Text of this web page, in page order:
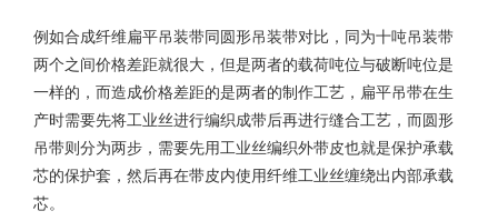
例如合成纤维扁平吊装带同圆形吊装带对比，同为十吨吊装带
两个之间价格差距就很大，但是两者的载荷吨位与破断吨位是
一样的，而造成价格差距的是两者的制作工艺，扁平吊带在生
产时需要先将工业丝进行编织成带后再进行缝合工艺，而圆形
吊带则分为两步，需要先用工业丝编织外带皮也就是保护承载
芯的保护套，然后再在带皮内使用纤维工业丝缠绕出内部承载
芯。